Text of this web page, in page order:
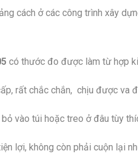
cách ở các công trình xây
có thước đo được làm từ hợp
rất chắc chắn, chịu được va
vào túi hoặc treo ở đâu tùy
lợi, không còn phải cuộn lại